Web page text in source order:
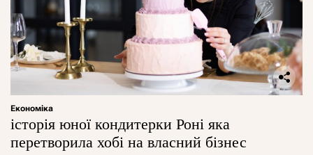
Економіка
історія юної кондитерки Роні яка
перетворила хобі на власний бізнес